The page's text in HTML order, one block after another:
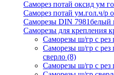
Саморез потай оксид ум
Саморез потай ум.гол.ч/р
Саморезы DIN 7981белый
Саморезы для крепления
Саморезы ш/гр с рез
Саморезы ш/гр с рез
сверло (8)
Саморезы ш/гр с